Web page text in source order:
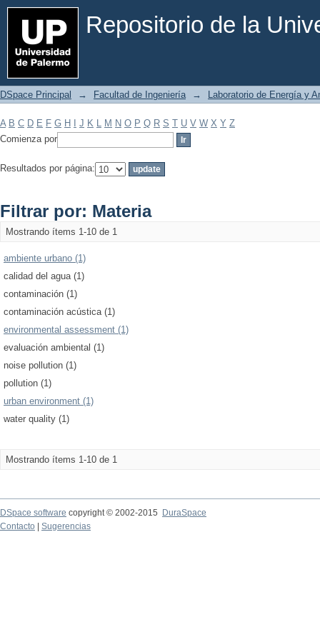
Repositorio de la
Filtrar por: Materia
DSpace Principal → Facultad de Ingeniería → Laboratorio de Energía y
A B C D E F G H J K L M N O P Q R S T U V W X Y Z
Comienza por
Resultados por página:
Filtrar por: Materia
Mostrando ítems 1-10 de 1
ambiente urbano (1)
calidad del agua (1)
contaminación (1)
contaminación acústica (1)
environmental assessment (1)
evaluación ambiental (1)
noise pollution (1)
pollution (1)
urban environment (1)
water quality (1)
Mostrando ítems 1-10 de 1
DSpace software copyright © 2002-2015
DuraSpace
Contacto
Sugerencias